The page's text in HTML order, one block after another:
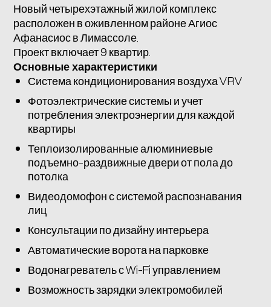
Новый четырехэтажный жилой комплекс
расположен в оживленном районе Агиос
Афанасиос в Лимассоле.
Проект включает 9 квартир.
Основные характеристики
Система кондиционирования воздуха VRV
Фотоэлектрические системы и учет
потребления электроэнергии для каждой
квартиры
Теплоизолированные алюминиевые
подъемно-раздвижные двери от пола до
потолка
Видеодомофон с системой распознавания
лиц
Консультации по дизайну интерьера
Автоматические ворота на парковке
Водонагреватель с Wi-Fi управлением
Возможность зарядки электромобилей